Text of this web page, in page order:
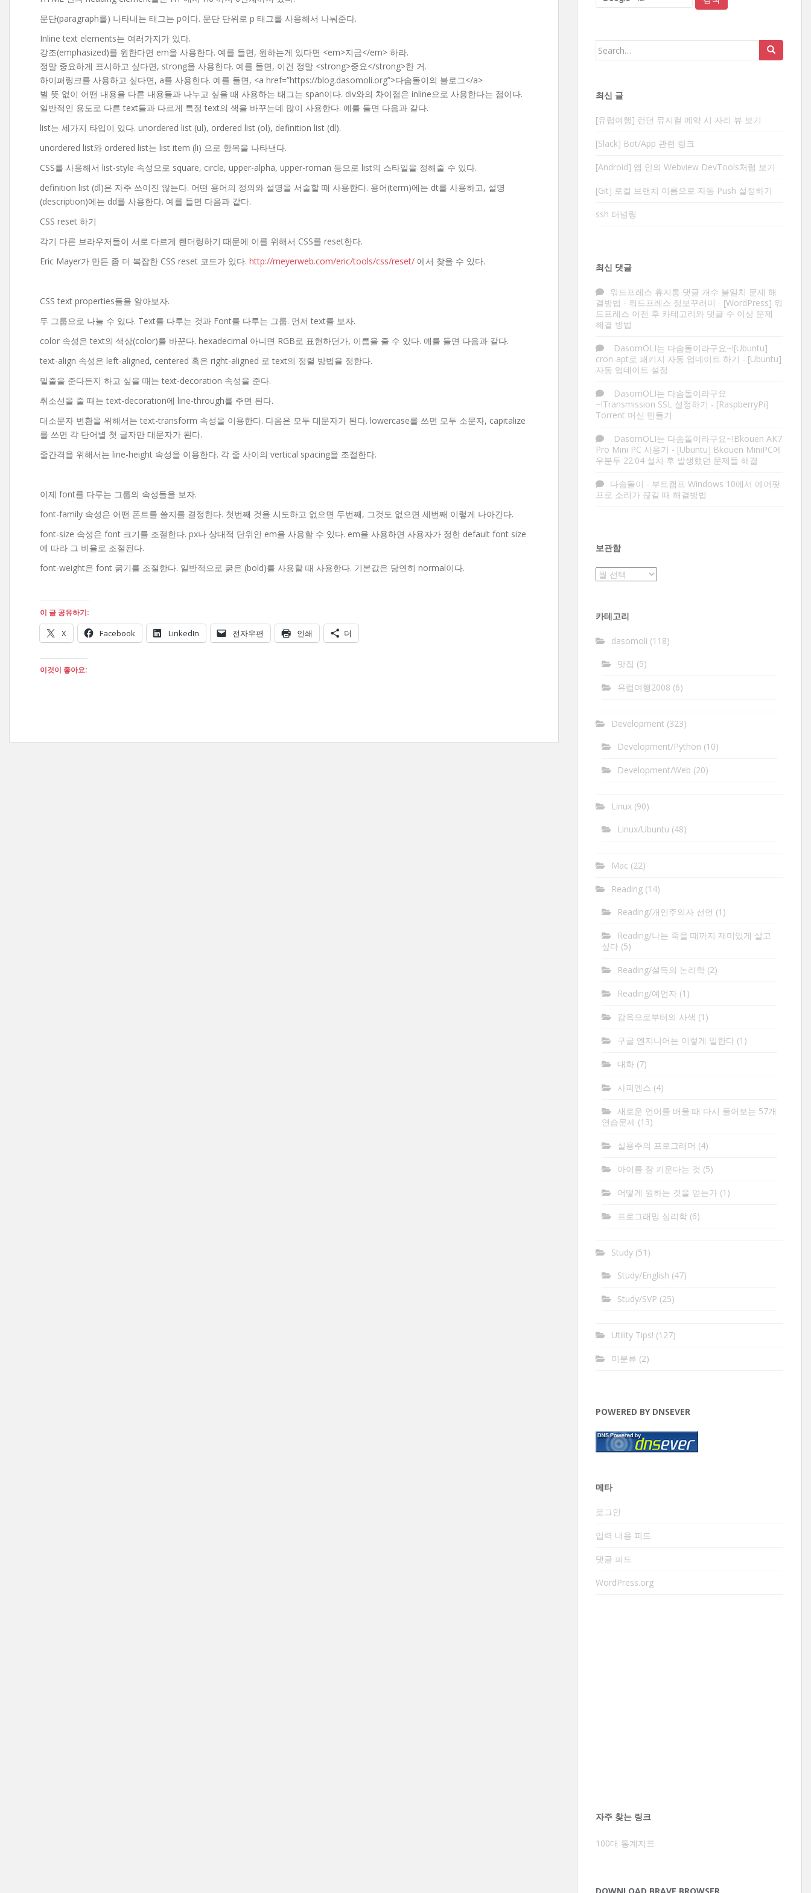
문단(paragraph를) 나타내는 태그는 p이다. 문단 단위로 p 태그를 사용해서 나눠준다.
Inline text elements는 여러가지가 있다.
강조(emphasized)를 원한다면 em을 사용한다. 예를 들면, 원하는게 있다면 <em>지금</em> 하라.
정말 중요하게 표시하고 싶다면, strong을 사용한다. 예를 들면, 이건 정말 <strong>중요</strong>한 거.
하이퍼링크를 사용하고 싶다면, a를 사용한다. 예를 들면, <a href=”https://blog.dasomoli.org”>다솜돌이의 블로그</a>
별 뜻 없이 어떤 내용을 다른 내용들과 나누고 싶을 때 사용하는 태그는 span이다. div와의 차이점은 inline으로 사용한다는 점이다.
일반적인 용도로 다른 text들과 다르게 특정 text의 색을 바꾸는데 많이 사용한다. 예를 들면 다음과 같다.
list는 세가지 타입이 있다. unordered list (ul), ordered list (ol), definition list (dl).
unordered list와 ordered list는 list item (li) 으로 항목을 나타낸다.
CSS를 사용해서 list-style 속성으로 square, circle, upper-alpha, upper-roman 등으로 list의 스타일을 정해줄 수 있다.
definition list (dl)은 자주 쓰이진 않는다. 어떤 용어의 정의와 설명을 서술할 때 사용한다. 용어(term)에는 dt를 사용하고, 설명
(description)에는 dd를 사용한다. 예를 들면 다음과 같다.
CSS reset 하기
각기 다른 브라우저들이 서로 다르게 렌더링하기 때문에 이를 위해서 CSS를 reset한다.
Eric Mayer가 만든 좀 더 복잡한 CSS reset 코드가 있다. http://meyerweb.com/eric/tools/css/reset/ 에서 찾을 수 있다.
CSS text properties들을 알아보자.
두 그룹으로 나눌 수 있다. Text를 다루는 것과 Font를 다루는 그룹. 먼저 text를 보자.
color 속성은 text의 색상(color)를 바꾼다. hexadecimal 아니면 RGB로 표현하던가, 이름을 줄 수 있다. 예를 들면 다음과 같다.
text-align 속성은 left-aligned, centered 혹은 right-aligned 로 text의 정렬 방법을 정한다.
밑줄을 준다든지 하고 싶을 때는 text-decoration 속성을 준다.
취소선을 줄 때는 text-decoration에 line-through를 주면 된다.
대소문자 변환을 위해서는 text-transform 속성을 이용한다. 다음은 모두 대문자가 된다. lowercase를 쓰면 모두 소문자, capitalize
를 쓰면 각 단어별 첫 글자만 대문자가 된다.
줄간격을 위해서는 line-height 속성을 이용한다. 각 줄 사이의 vertical spacing을 조절한다.
이제 font를 다루는 그룹의 속성들을 보자.
font-family 속성은 어떤 폰트를 쓸지를 결정한다. 첫번째 것을 시도하고 없으면 두번째, 그것도 없으면 세번째 이렇게 나아간다.
font-size 속성은 font 크기를 조절한다. px나 상대적 단위인 em을 사용할 수 있다. em을 사용하면 사용자가 정한 default font size
에 따라 그 비율로 조절된다.
font-weight은 font 굵기를 조절한다. 일반적으로 굵은 (bold)를 사용할 때 사용한다. 기본값은 당연히 normal이다.
이 글 공유하기:
X Facebook LinkedIn 전자우편 인쇄 더
이것이 좋아요:
Search
최신 글
[유럽여행] 런던 뮤지컬 예약 시 자리 뷰 보기
[Slack] Bot/App 관련 링크
[Android] 앱 안의 Webview DevTools처럼 보기
[Git] 로컬 브랜치 이름으로 자동 Push 설정하기
ssh 터널링
최신 댓글
워드프레스 휴지통 댓글 개수 불일치 문제 해
결방법 - 워드프레스 정보꾸러미 - [WordPress] 워
드프레스 이전 후 카테고리와 댓글 수 이상 문제
해결 방법
DasomOLI는 다솜돌이라구요~![Ubuntu]
cron-apt로 패키지 자동 업데이트 하기 - [Ubuntu]
자동 업데이트 설정
DasomOLI는 다솜돌이라구요
~!Transmission SSL 설정하기 - [RaspberryPi]
Torrent 머신 만들기
DasomOLI는 다솜돌이라구요~!Bkouen AK7
Pro Mini PC 사용기 - [Ubuntu] Bkouen MiniPC에
우분투 22.04 설치 후 발생했던 문제들 해결
다솜돌이 - 부트캠프 Windows 10에서 에어팟
프로 소리가 끊길 때 해결방법
보관함
보
카테고리
dasomoli (118)
맛집 (5)
유럽여행2008 (6)
Development (323)
Development/Python (10)
Development/Web (20)
Linux(90)
Linux/Ubuntu (48)
Mac (22)
Reading(14)
Reading/개인주의자 선언 (1)
Reading/나는 죽을 때까지 재미있게 살고
싶다(5)
Reading/설득의 논리학(2)
Reading/예언자(1)
감옥으로부터의 사색 (1)
구글 엔지니어는 이렇게 일한다(1)
대화(7)
사피엔스 (4)
새로운 언어를 배울 때 다시 풀어보는 57개
연습문제 (13)
실용주의 프로그래머 (4)
아이를 잘 키운다는 것 (5)
어떻게 원하는 것을 얻는가(1)
프로그래밍 심리학(6)
Study(51)
Study/English (47)
Study/SVP (25)
Utility Tips! (127)
미분류 (2)
POWERED BY DNSEVER
메타
로그인
입력 내용 피드
댓글 피드
WordPress.org
자주 찾는 링크
100대 통계지표